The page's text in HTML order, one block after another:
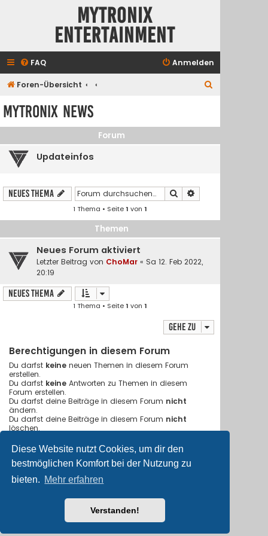
Diese Website nutzt Cookies, um dir den
bestmöglichen Komfort bei der Nutzung zu
bieten. Mehr erfahren
Verstanden!
Mytronix
Entertainment
FAQ Anmelden
Foren-Übersicht
e
Mytronix News
Forum
Updateinfos
Neues Thema Suche
1 Thema • Seite1 von1
Themen
Neues Forum aktiviert
Letzter Beitrag von ChoMar « Sa 12. Feb 2022,
20:19
Neues Thema
1 Thema • Seite1 von1
Gehe zu
Berechtigungen in diesem Forum
Du darfst keine neuen Themen in diesem Forum
erstellen.
Du darfst keine Antworten zu Themen in diesem
Forum erstellen.
Du darfst deine Beiträge in diesem Forum nicht
ändern.
Du darfst deine Beiträge in diesem Forum nicht
löschen.
erstellen.
Foren-Übersicht
Deutsche Übersetzung durch